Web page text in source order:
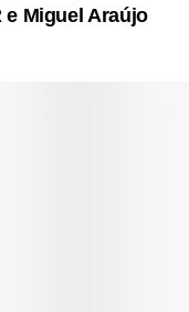
e Miguel Araújo